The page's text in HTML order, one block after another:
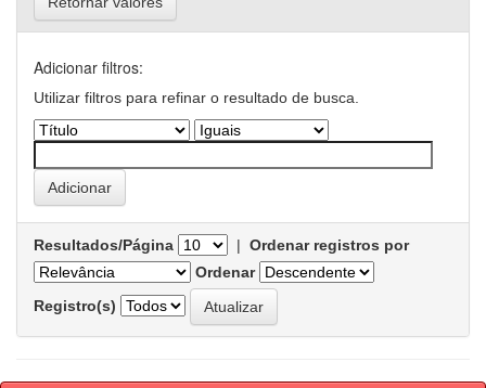
Adicionar filtros:
Utilizar filtros para refinar o resultado de busca.
Resultados/Página | Ordenar registros por
Ordenar
Registro(s)